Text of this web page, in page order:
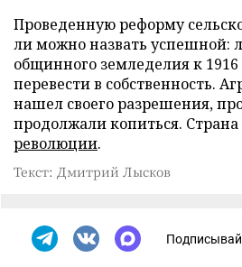
Проведенную реформу
ли можно назвать успешной:
общинного земледелия к 1916
перевести в собственность.
нашел своего разрешения,
продолжали копиться. Страна
революции.
Текст: Дмитрий Лысков